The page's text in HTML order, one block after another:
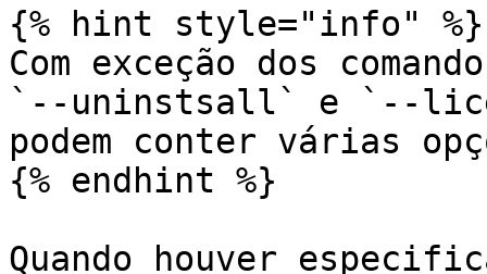
{% hint style="info" %}
Com exceção dos
`--uninstsall` e `--
podem conter várias
{% endhint %}
Quando houver